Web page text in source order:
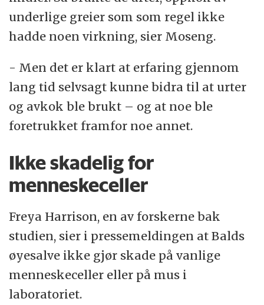
underlige greier som som regel ikke
hadde noen virkning, sier Moseng.
- Men det er klart at erfaring gjennom
lang tid selvsagt kunne bidra til at urter
og avkok ble brukt – og at noe ble
foretrukket framfor noe annet.
Ikke skadelig for
menneskeceller
Freya Harrison, en av forskerne bak
studien, sier i pressemeldingen at Balds
øyesalve ikke gjør skade på vanlige
menneskeceller eller på mus i
laboratoriet.